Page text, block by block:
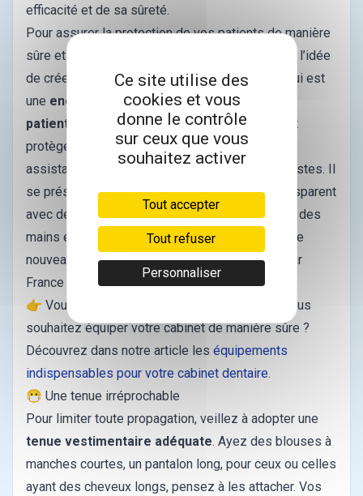
efficacité et de sa sûreté.
Pour assurer la protection de vos patients de manière
sûre et innovante, le docteur Sophie Chalet, a eu l’idée
de créer un système nommé Self Oral Safety, qui est
une enceinte de confinement destinée aux
patients
. Cela permet d’éviter les projections et
protège à la fois les dentistes, assistants et
assistantes dentaires mais aussi les orthodontistes. Il
se présente comme un plastique souple et transparent
avec des ouvertures pour permettre le passage des
mains et se fixe au niveau du front. Découvrez ce
nouveau dispositif, dans un reportage réalisé par
France 3 :
👉 Vous venez tout juste de vous installer et vous
souhaitez équiper votre cabinet de manière sûre ?
Découvrez dans notre article les équipements
indispensables pour votre cabinet dentaire.
😷 Une tenue irréprochable
Pour limiter toute propagation, veillez à adopter une
tenue vestimentaire adéquate. Ayez des blouses à
manches courtes, un pantalon long, pour ceux ou celles
ayant des cheveux longs, pensez à les attacher. Vos
Ce site utilise des
cookies et vous
donne le contrôle
sur ceux que vous
souhaitez activer
Tout accepter
Tout refuser
Personnaliser